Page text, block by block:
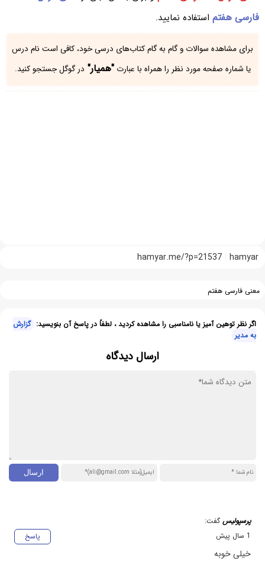
فارسی هفتم استفاده نمایید.
برای مشاهده سوالات و گام به گام کتاب‌های درسی خود، کافی است نام درس
یا شماره صفحه مورد نظر را همراه با عبارت"همیار" در گوگل جستجو کنید.
hamyar
hamyar.me/?p=21537
معنی فارسی هفتم
اگر نظر توهین آمیز یا نامناسبی را مشاهده کردید ، لطفاً در پاسخ آن بنویسید: گزارش
به مدیر
ارسال دیدگاه
پرسپولیس گفت:
پاسخ
1 سال پیش
خیلی خوبه